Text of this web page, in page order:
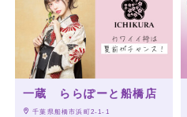
一蔵 ららぽーと船橋店
千葉県船橋市浜町2-1-1